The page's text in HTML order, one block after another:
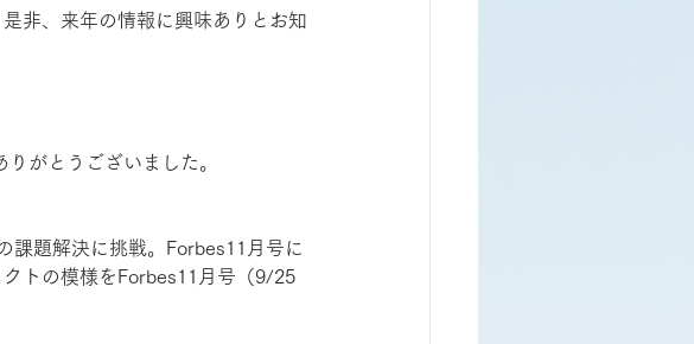
非、来年の情報に興味ありとお知
がとうございました。
課題解決に挑戦。Forbes11月号に
トの模様をForbes11月号（9/25